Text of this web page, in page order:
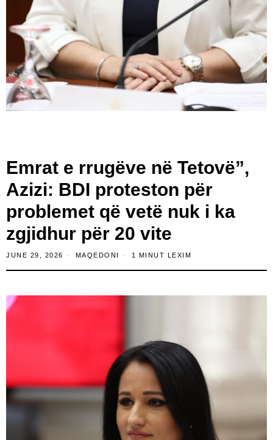
Emrat e rrugëve në Tetovë”,
Azizi: BDI proteston për
problemet që vetë nuk i ka
zgjidhur për 20 vite
JUNE 29, 2026 MAQEDONI 1 MINUT LEXIM